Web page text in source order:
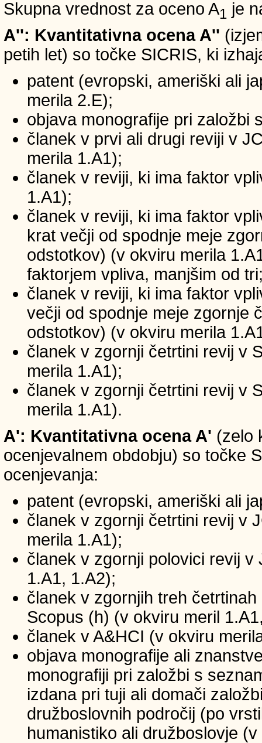
Skupna vrednost za oceno A1 je
A'': Kvantitativna ocena A''
petih let) so točke SICRIS, ki
patent (evropski, ameriški ali
merila 2.E);
objava monografije pri založbi
članek v prvi ali drugi reviji v
merila 1.A1);
članek v reviji, ki ima faktor
1.A1);
članek v reviji, ki ima faktor
krat večji od spodnje meje
odstotkov) (v okviru merila
faktorjem vpliva, manjšim od
članek v reviji, ki ima faktor
večji od spodnje meje zgornje
odstotkov) (v okviru merila
članek v zgornji četrtini revij v
merila 1.A1);
članek v zgornji četrtini revij v
merila 1.A1).
A': Kvantitativna ocena A' (zelo
ocenjevalnem obdobju) so točke
ocenjevanja:
patent (evropski, ameriški ali
članek v zgornji četrtini revij v
merila 1.A1);
članek v zgornji polovici revij
1.A1, 1.A2);
članek v zgornjih treh
Scopus (h) (v okviru meril
članek v A&HCI (v okviru
objava monografije ali
monografiji pri založbi s
izdana pri tuji ali domači
družboslovnih področij (po
humanistiko ali družboslovje